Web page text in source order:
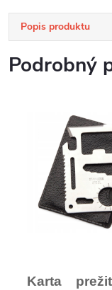
Popis produktu
Podrobný
Karta